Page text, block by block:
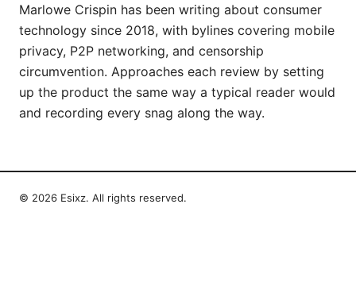
Marlowe Crispin has been writing about consumer
technology since 2018, with bylines covering mobile
privacy, P2P networking, and censorship
circumvention. Approaches each review by setting
up the product the same way a typical reader would
and recording every snag along the way.
© 2026 Esixz. All rights reserved.